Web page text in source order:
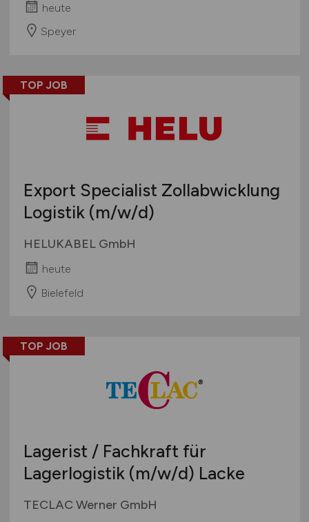
heute
Speyer
TOP JOB
Export Specialist Zollabwicklung
Logistik (m/w/d)
HELUKABEL GmbH
heute
Bielefeld
TOP JOB
Lagerist / Fachkraft für
Lagerlogistik (m/w/d) Lacke
TECLAC Werner GmbH